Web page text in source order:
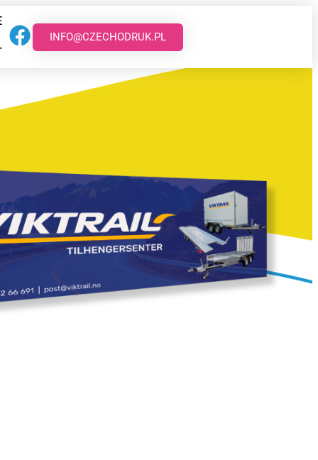
INFO@CZECHODRUK.PL